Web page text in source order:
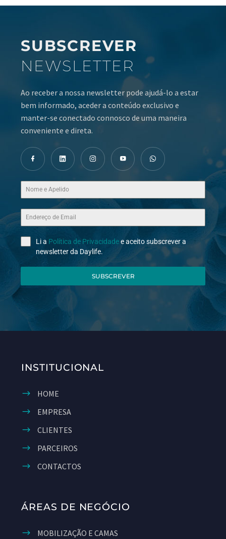
SUBSCREVER
NEWSLETTER
Ao receber a nossa newsletter pode ajudá-lo a estar
bem informado, aceder a conteúdo exclusivo e
manter-se conectado connosco de uma maneira
conveniente e direta.
Li a Política de Privacidadee aceito subscrever a
newsletter da Daylife.
SUBSCREVER
INSTITUCIONAL
HOME
EMPRESA
CLIENTES
PARCEIROS
CONTACTOS
ÁREAS DE NEGÓCIO
MOBILIZAÇÃO E CAMAS